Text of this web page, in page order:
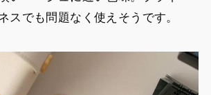
スでも問題なく使えそうです。